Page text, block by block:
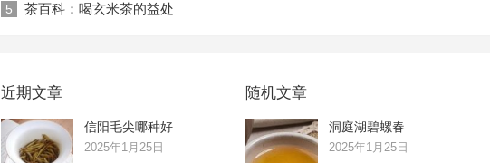
5 茶百科：喝玄米茶的益处
近期文章
信阳毛尖哪种好
2025年1月25日
随机文章
洞庭湖碧螺春
2025年1月25日